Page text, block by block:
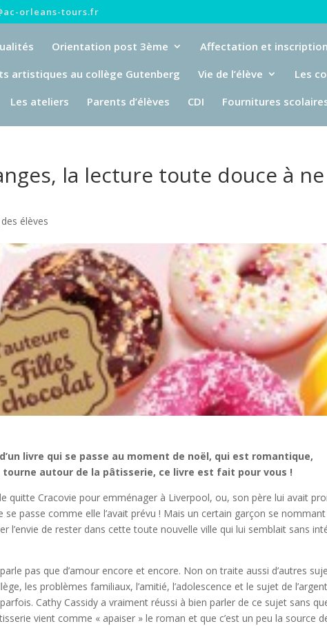
orleans-tours.fr
Orientation post 3ème Affectation et
artistiques au collège Gutenberg
Vie de l’élève Les
Les ateliers Parents d’élèves CDI Fournitures
la lecture toute douce à
élèves
livre qui se passe au moment de noël, qui est romantique,
tourne autour de la pâtisserie, ce livre est fait pour vous !
quitte Cracovie pour emménager à Liverpool, ou, son père lui avait
passe comme elle l’avait prévu ! Mais un certain garçon se
l’envie de rester dans cette toute nouvelle ville qui lui semblait sans
pas que d’amour encore et encore. Non on traite aussi d’autres
les problèmes familiaux, l’amitié, l’adolescence et le sujet de
Cathy Cassidy a vraiment réussi à bien parler de ce sujet sans
vient comme « apaiser » le roman et que c’est un peu la source